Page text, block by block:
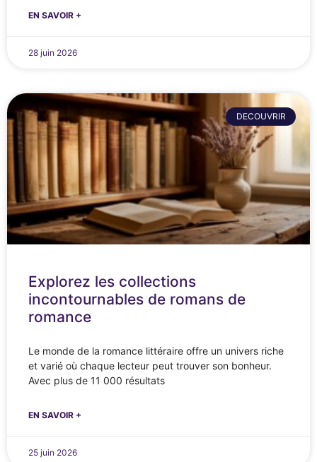
EN SAVOIR +
28 juin 2026
DECOUVRIR
Explorez les collections
incontournables de romans de
romance
Le monde de la romance littéraire offre un univers riche
et varié où chaque lecteur peut trouver son bonheur.
Avec plus de 11 000 résultats
EN SAVOIR +
25 juin 2026